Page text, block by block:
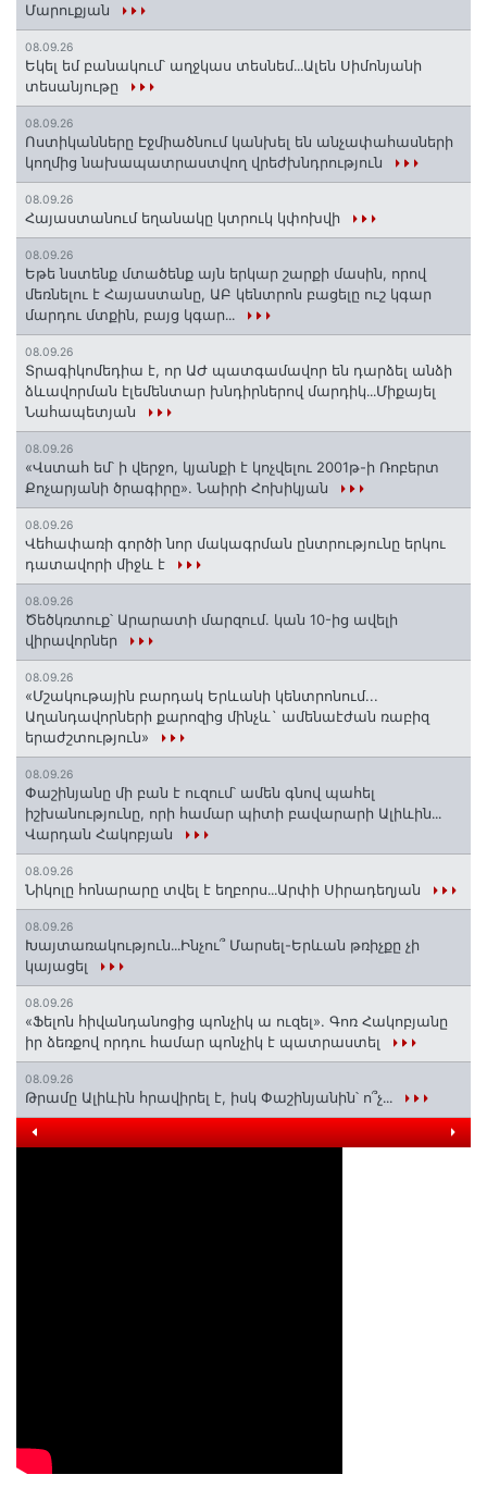
Մարուքյան
08.09.26
Եկել եմ բանակում՝ աղջկաս տեսնեմ․․․Ալեն Սիմոնյանի
տեսանյութը
08.09.26
Ոստիկանները Էջմիածնում կանխել են անչափահասների
կողմից նախապատրաստվող վրեժխնդրություն
08.09.26
Հայաստանում եղանակը կտրուկ կփոխվի
08.09.26
Եթե նստենք մտածենք այն երկար շարքի մասին, որով
մեռնելու է Հայաստանը, ԱԲ կենտրոն բացելը ուշ կգար
մարդու մտքին, բայց կգար․․․
08.09.26
Տրագիկոմեդիա է, որ ԱԺ պատգամավոր են դարձել անձի
ձևավորման էլեմենտար խնդիրներով մարդիկ․․․Միքայել
Նահապետյան
08.09.26
«Վստահ եմ՝ ի վերջո, կյանքի է կոչվելու 2001թ-ի Ռոբերտ
Քոչարյանի ծրագիրը». Նաիրի Հոխիկյան
08.09.26
Վեհափառի գործի նոր մակագրման ընտրությունը երկու
դատավորի միջև է
08.09.26
Ծեծկռտուք՝ Արարատի մարզում. կան 10-ից ավելի
վիրավորներ
08.09.26
«Մշակութային բարդակ Երևանի կենտրոնում...
Աղանդավորների քարոզից մինչև` ամենաէժան ռաբիզ
երաժշտություն»
08.09.26
Փաշինյանը մի բան է ուզում՝ ամեն գնով պահել
իշխանությունը, որի համար պիտի բավարարի Ալիևին․․․
Վարդան Հակոբյան
08.09.26
Նիկոլը հոնարարը տվել է եղբորս․․․Արփի Սիրադեղյան
08.09.26
Խայտառակություն․․․Ինչու՞ Մարսել-Երևան թռիչքը չի
կայացել
08.09.26
«Ֆելոն հիվանդանոցից պոնչիկ ա ուզել». Գոռ Հակոբյանը
իր ձեռքով որդու համար պոնչիկ է պատրաստել
08.09.26
Թրամը Ալիևին հրավիրել է, իսկ Փաշինյանին՝ ո՞չ․․․